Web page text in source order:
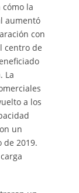
la
aumentó
con
centro de
La
a los
un
de 2019.